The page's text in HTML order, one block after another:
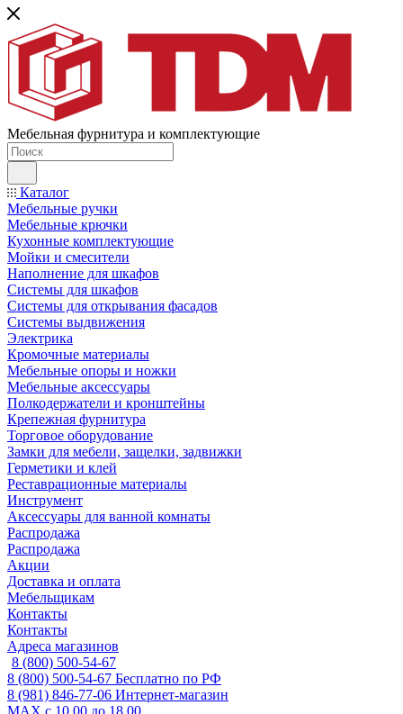
Мебельная фурнитура и комплектующие
Каталог
Мебельные ручки
Мебельные крючки
Кухонные комплектующие
Мойки и смесители
Наполнение для шкафов
Cистемы для шкафов
Системы для открывания фасадов
Системы выдвижения
Электрика
Кромочные материалы
Мебельные опоры и ножки
Мебельные аксессуары
Полкодержатели и кронштейны
Крепежная фурнитура
Торговое оборудование
Замки для мебели, защелки, задвижки
Герметики и клей
Реставрационные материалы
Инструмент
Аксессуары для ванной комнаты
Распродажа
Распродажа
Акции
Доставка и оплата
Мебельщикам
Контакты
Контакты
Адреса магазинов
8 (800) 500-54-67
8 (800) 500-54-67 Бесплатно по РФ
8 (981) 846-77-06 Интернет-магазин
MAX с 10.00 до 18.00